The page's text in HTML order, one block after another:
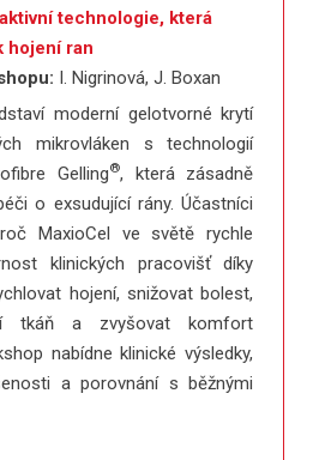
technologie, která
hojení ran
I. Nigrinová, J. Boxan
moderní gelotvorné krytí
mikrovláken s technologií
Gelling®, která zásadně
o exsudující rány. Účastníci
MaxioCel ve světě rychle
klinických pracovišť díky
hojení, snižovat bolest,
tkáň a zvyšovat komfort
nabídne klinické výsledky,
a porovnání s běžnými